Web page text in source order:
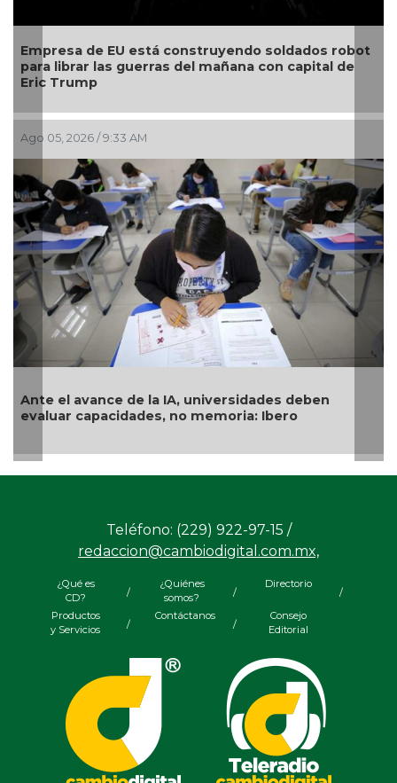
está construyendo soldados robot
del mañana con capital de
AM
de la IA, universidades deben
no memoria: Ibero
Estudiante de la
competencia
Examen de
género
Teléfono: (229) 922-97-15 /
redaccion@cambiodigital.com.mx,
¿Qué es
CD?
/
¿Quiénes
somos?
/
Directorio
/
Productos
y Servicios
/
Contáctanos
/
Consejo
Editorial